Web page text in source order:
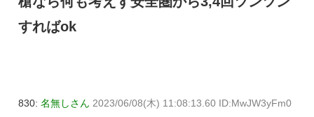
すればok
830: 名無しさん 2023/06/08(木) 11:08:13.60 ID:MwJW3yFm0